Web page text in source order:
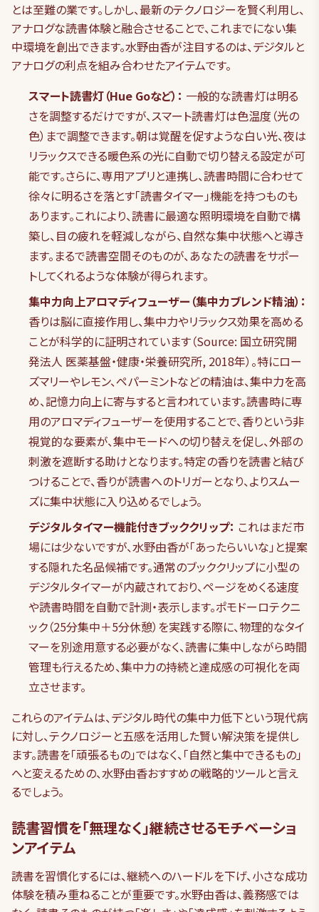
とは至難の業です。しかし、最新のテクノロジーを賢く利用し、
アナログな読書体験と融合させることで、これまでにない集
中環境を創出できます。水野由香が注目するのは、デジタルと
アナログの利点を組み合わせたアイテムです。
スマート読書灯（Hue Goなど）： 一般的な読書灯は明る
さを調整するだけですが、スマート読書灯は色温度（光の
色）まで調整できます。朝は覚醒を促すような白い光、夜は
リラックスできる暖色系の光に自動で切り替える設定が可
能です。さらに、専用アプリと連携し、読書時間に合わせて
徐々に明るさを落とす「読書タイマー」機能を持つものも
あります。これにより、読書に最適な照明環境を自動で構
築し、目の疲れを軽減しながら、自然な集中状態へと導き
ます。まるで読書空間そのものが、あなたの読書をサポー
トしてくれるような体験が得られます。
集中力向上アロマディフューザー（集中力ブレンド精油）：
香りは脳に直接作用し、集中力やリラックス効果を高める
ことが科学的に証明されています（Source: 国立研究開
発法人 医薬基盤・健康・栄養研究所, 2018年）。特にロー
ズマリーやレモン、ペパーミントなどの精油は、集中力を高
め、記憶力向上に寄与すると言われています。読書時に専
用のアロマディフューザーを使用することで、香りという非
視覚的な要素が、集中モードへの切り替えを促し、外部の
刺激を遮断する助けとなります。特定の香りを読書と結び
つけることで、香りが読書へのトリガーとなり、よりスムー
ズに集中状態に入り込めるでしょう。
デジタルタイマー機能付きブッククリップ： これはまだ市
場には少ないですが、水野由香が「あったらいいな」と提案
する隠れた名品候補です。通常のブッククリップに小型の
デジタルタイマーが内蔵されており、ページをめくる速度
や読書時間を自動で計測・表示します。ポモドーロテクニ
ック（25分集中＋5分休憩）を実践する際に、物理的なタイ
マーを別途用意する必要がなく、読書に集中しながら時間
管理も行えるため、集中力の持続と達成感の可視化を両
立させます。
これらのアイテムは、デジタル時代の集中力低下という現代病
に対し、テクノロジーと五感を活用した賢い解決策を提供し
ます。読書を「頑張るもの」ではなく、「自然と集中できるもの」
へと変えるための、水野由香おすすめの戦略的ツールと言え
るでしょう。
読書習慣を「無理なく」継続させるモチベーショ
ンアイテム
読書を習慣化するには、継続へのハードルを下げ、小さな成功
体験を積み重ねることが重要です。水野由香は、義務感では